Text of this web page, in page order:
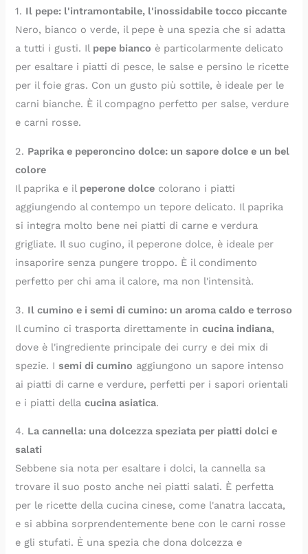
1. Il pepe: l'intramontabile, l'inossidabile tocco piccante
Nero, bianco o verde, il pepe è una spezia che si adatta
a tutti i gusti. Il pepe bianco è particolarmente delicato
per esaltare i piatti di pesce, le salse e persino le ricette
per il foie gras. Con un gusto più sottile, è ideale per le
carni bianche. È il compagno perfetto per salse, verdure
e carni rosse.
2. Paprika e peperoncino dolce: un sapore dolce e un bel
colore
Il paprika e il peperone dolce colorano i piatti
aggiungendo al contempo un tepore delicato. Il paprika
si integra molto bene nei piatti di carne e verdura
grigliate. Il suo cugino, il peperone dolce, è ideale per
insaporire senza pungere troppo. È il condimento
perfetto per chi ama il calore, ma non l'intensità.
3. Il cumino e i semi di cumino: un aroma caldo e terroso
Il cumino ci trasporta direttamente incucina indiana,
dove è l'ingrediente principale dei curry e dei mix di
spezie. Isemi di cumino aggiungono un sapore intenso
ai piatti di carne e verdure, perfetti per i sapori orientali
e i piatti dellacucina asiatica.
4. La cannella: una dolcezza speziata per piatti dolci e
salati
Sebbene sia nota per esaltare i dolci, la cannella sa
trovare il suo posto anche nei piatti salati. È perfetta
per le ricette della cucina cinese, come l'anatra laccata,
e si abbina sorprendentemente bene con le carni rosse
e gli stufati. È una spezia che dona dolcezza e